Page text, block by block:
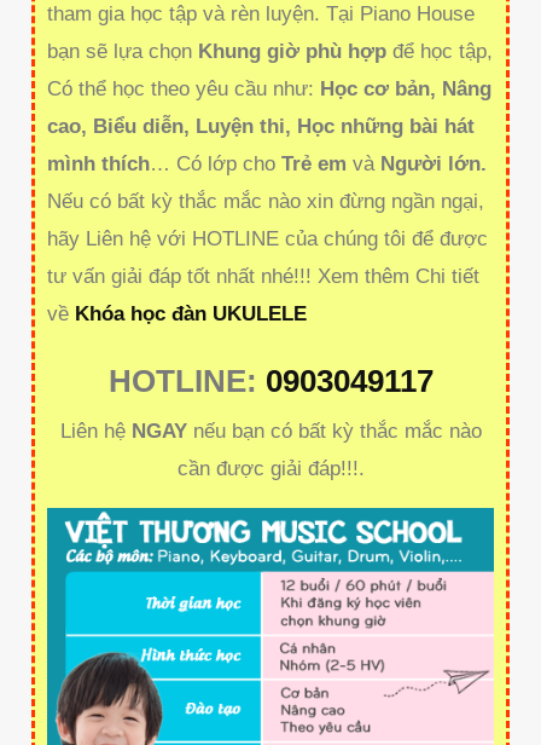
tham gia học tập và rèn luyện. Tại Piano House
bạn sẽ lựa chọn Khung giờ phù hợp để học tập,
Có thể học theo yêu cầu như: Học cơ bản, Nâng
cao, Biểu diễn, Luyện thi, Học những bài hát
mình thích… Có lớp choTrẻ emvà Người lớn.
Nếu có bất kỳ thắc mắc nào xin đừng ngần ngại,
hãy Liên hệ với HOTLINE của chúng tôi để được
tư vấn giải đáp tốt nhất nhé!!! Xem thêm Chi tiết
về Khóa học đàn UKULELE
HOTLINE: 0903049117
Liên hệ NGAYnếu bạn có bất kỳ thắc mắc nào
cần được giải đáp!!!.